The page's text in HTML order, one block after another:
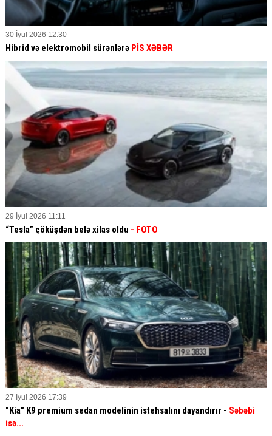
30 İyul 2026 12:30
Hibrid və elektromobil sürənlərə PİS XƏBƏR
29 İyul 2026 11:11
“Tesla” çöküşdən belə xilas oldu - FOTO
27 İyul 2026 17:39
"Kia" K9 premium sedan modelinin istehsalını dayandırır - Səbəbi
isə...